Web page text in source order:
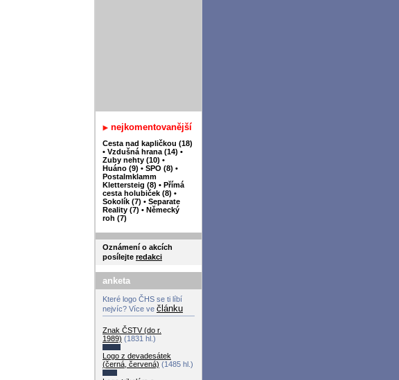
nejkomentovanější
Cesta nad kapličkou (18)
• Vzdušná hrana (14) •
Zuby nehty (10) •
Huáno (9) • SPO (8) •
Postalmklamm
Klettersteig (8) • Přímá
cesta holubiček (8) •
Sokolík (7) • Separate
Reality (7) • Německý
roh (7)
Oznámení o akcích
posílejte redakci
anketa
Které logo ČHS se ti líbí
nejvíc? Více ve článku
Znak ČSTV (do r.
1989) (1831 hl.)
Logo z devadesátek
(černá, červená) (1485 hl.)